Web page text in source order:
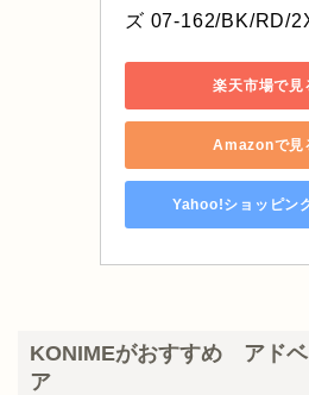
ズ 07-162/BK/RD/
楽天市場で見
Amazonで見
Yahoo!ショッピン
KONIMEがおすすめ アド
ア